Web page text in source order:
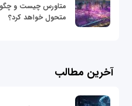
متاورس چیست و
متحول خواهد کرد؟
آخرین مطالب